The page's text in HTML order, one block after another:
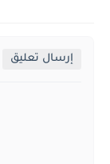
إرسال تعليق